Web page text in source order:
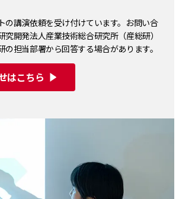
の講演依頼を受け付けています。お問い合
究開発法人産業技術総合研究所（産総研）
の担当部署から回答する場合があります。
はこちら